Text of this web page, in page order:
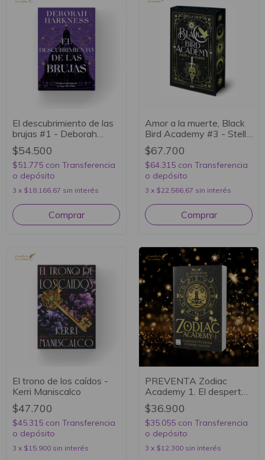
El descubrimiento de las
brujas #1 - Deborah
Harkness
$54.500
$51.775 con Transferencia
o depósito
3 x $18.166,67 sin interés
Amor a la muerte, Black
Bird Academy #3 - Stella
Tack
$67.700
$64.315 con Transferencia
o depósito
3 x $22.566,67 sin interés
El trono de los caídos -
Kerri Maniscalco
$47.700
$45.315 con Transferencia
o depósito
3 x $15.900 sin interés
PREVENTA Zodiac
Academy 1. El despertar
- Caroline Peckham y
Susanne Valenti
$36.900
$35.055 con Transferencia
o depósito
3 x $12.300 sin interés